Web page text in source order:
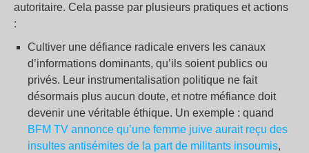
autoritaire. Cela passe par plusieurs pratiques et actions
:
Cultiver une défiance radicale envers les canaux
d’informations dominants, qu’ils soient publics ou
privés. Leur instrumentalisation politique ne fait
désormais plus aucun doute, et notre méfiance doit
devenir une véritable éthique. Un exemple : quand
BFM TV annonce qu’une femme juive aurait reçu des
insultes antisémites de la part de militants insoumis,